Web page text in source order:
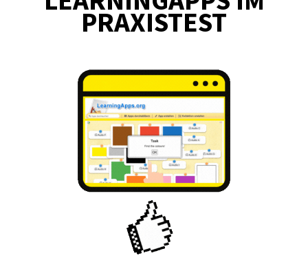
PRAXISTEST